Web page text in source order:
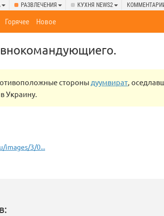
РАЗВЛЕЧЕНИЯ КУХНЯ NEWS2
Горячее Новое
стороны дуумвират,
Украину.
images/3/0...